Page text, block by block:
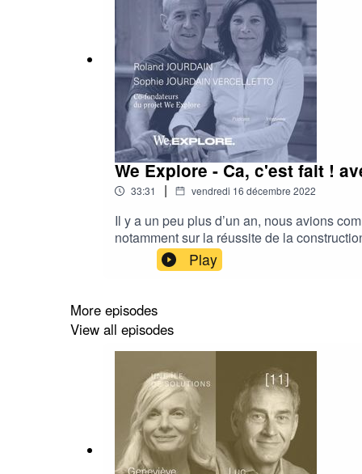
We Explore - Ca, c'est fait !
33:31 | vendredi 16 décembre 2022
Il y a un peu plus d’un an, nous avions
notamment sur la réussite de la
son projet était non seulement réaliste
Destination Guadeloupe avec son
sur ce chemin parcouru depuis plus d’un
Play
More episodes
View all episodes